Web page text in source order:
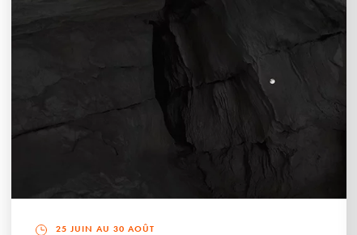
25 JUIN AU 30 AOÛT